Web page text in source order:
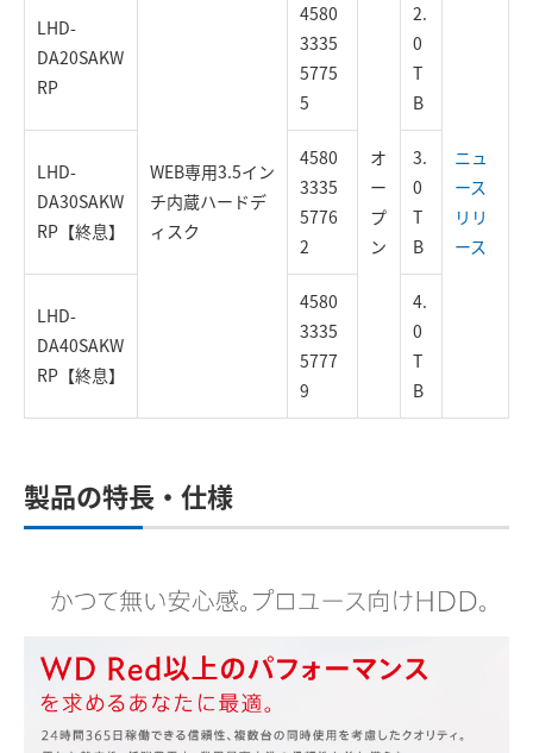
LHD-
DA20SAKW
RP
WEB専用3.5イン
チ内蔵ハードデ
ィスク
4580
3335
5775
5
オ
ー
プ
ン
2.
0
T
B
ニュ
ース
リリ
ース
LHD-
DA30SAKW
RP【終息】
4580
3335
5776
2
3.
0
T
B
LHD-
DA40SAKW
RP【終息】
4580
3335
5777
9
4.
0
T
B
製品の特長・仕様